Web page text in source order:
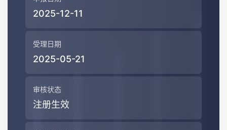
2025-12-11
受理日期
2025-05-21
审核状态
注册生效